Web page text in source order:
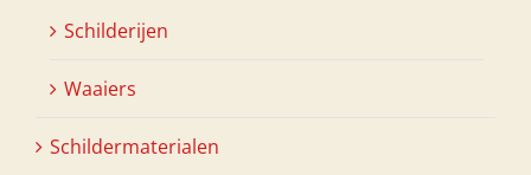
Schilderijen
Waaiers
Schildermaterialen